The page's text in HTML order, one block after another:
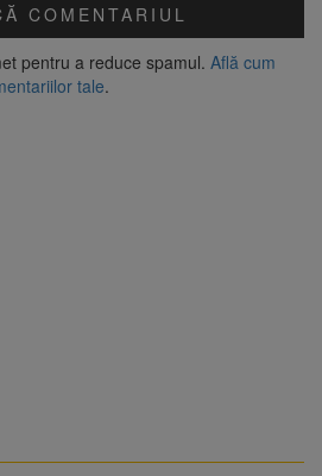
pentru a reduce spamul. Află cum
tale.